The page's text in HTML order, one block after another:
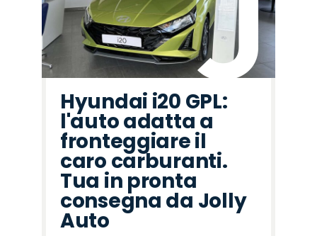
Hyundai i20 GPL:
l'auto adatta a
fronteggiare il
caro carburanti.
Tua in pronta
consegna da Jolly
Auto